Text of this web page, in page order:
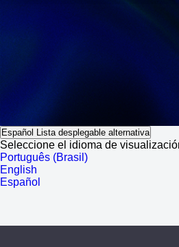
Español Lista desplegable alternativa
Seleccione el idioma de
Português (Brasil)
English
Español